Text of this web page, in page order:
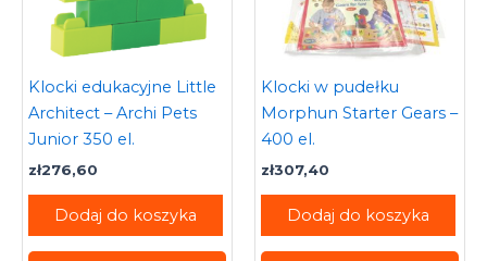
Klocki edukacyjne Little
Architect – Archi Pets
Junior 350 el.
zł276,60
Dodaj do koszyka
Klocki w pudełku
Morphun Starter Gears –
400 el.
zł307,40
Dodaj do koszyka